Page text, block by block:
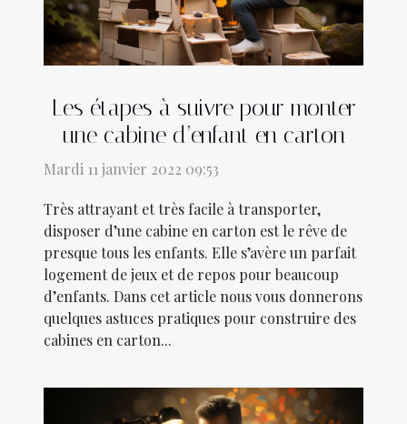
Les étapes à suivre pour monter
une cabine d’enfant en carton
Mardi 11 janvier 2022 09:53
Très attrayant et très facile à transporter,
disposer d’une cabine en carton est le rêve de
presque tous les enfants. Elle s’avère un parfait
logement de jeux et de repos pour beaucoup
d’enfants. Dans cet article nous vous donnerons
quelques astuces pratiques pour construire des
cabines en carton...